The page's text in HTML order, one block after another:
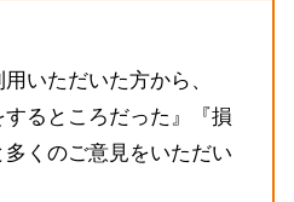
いただいた方から、
するところだった』『損
くのご意見をいただい